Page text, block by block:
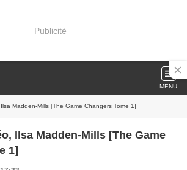
Publicité
MENU
Madden-Mills [The Game Changers Tome 1]
Madden-Mills [The Game
1]